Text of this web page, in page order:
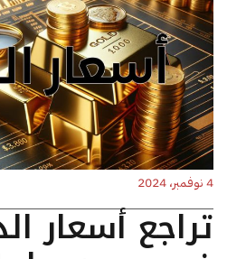
4 نوفمبر، 2024
تراجع أسعار